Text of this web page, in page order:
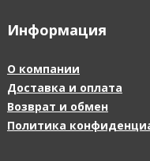
Информация
О компании
Доставка и оплата
Возврат и обмен
Политика